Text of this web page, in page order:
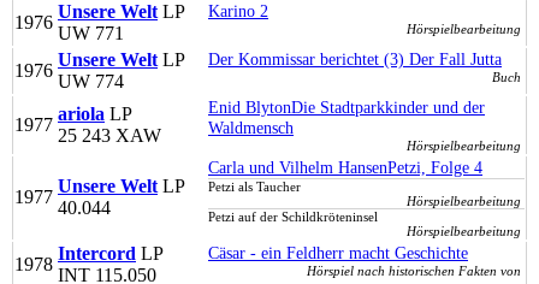
1976
Unsere Welt LP
UW 771
Karino 2
Hörspielbearbeitung
1976
Unsere Welt LP
UW 774
Der Kommissar berichtet (3) Der Fall Jutta
Buch
1977
ariola LP
25 243 XAW
Enid BlytonDie Stadtparkkinder und der
Waldmensch
Hörspielbearbeitung
1977
Unsere Welt LP
40.044
Carla und Vilhelm HansenPetzi, Folge 4
Petzi als Taucher
Hörspielbearbeitung
Petzi auf der Schildkröteninsel
Hörspielbearbeitung
1978
Intercord LP
INT 115.050
Cäsar - ein Feldherr macht Geschichte
Hörspiel nach historischen Fakten von